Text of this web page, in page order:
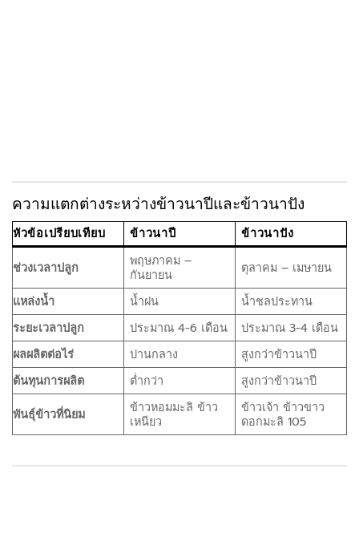
ความแตกต่างระหว่างข้าวนาปีและข้าวนาปัง
หัวข้อเปรียบเทียบ ข้าวนาปี
ข้าวนาปัง
ช่วงเวลาปลูก
พฤษภาคม –
กันยายน
ตุลาคม – เมษายน
แหล่งน้ำ
น้ำฝน
น้ำชลประทาน
ระยะเวลาปลูก
ประมาณ 4-6 เดือน
ประมาณ 3-4 เดือน
ผลผลิตต่อไร่
ปานกลาง
สูงกว่าข้าวนาปี
ต้นทุนการผลิต
ต่ำกว่า
สูงกว่าข้าวนาปี
พันธุ์ข้าวที่นิยม
ข้าวหอมมะลิ ข้าว
เหนียว
ข้าวเจ้า ข้าวขาว
ดอกมะลิ 105